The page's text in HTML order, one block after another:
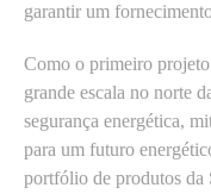
garantir um
Como o primeiro
grande escala no norte
segurança energética,
para um futuro
portfólio de produtos da